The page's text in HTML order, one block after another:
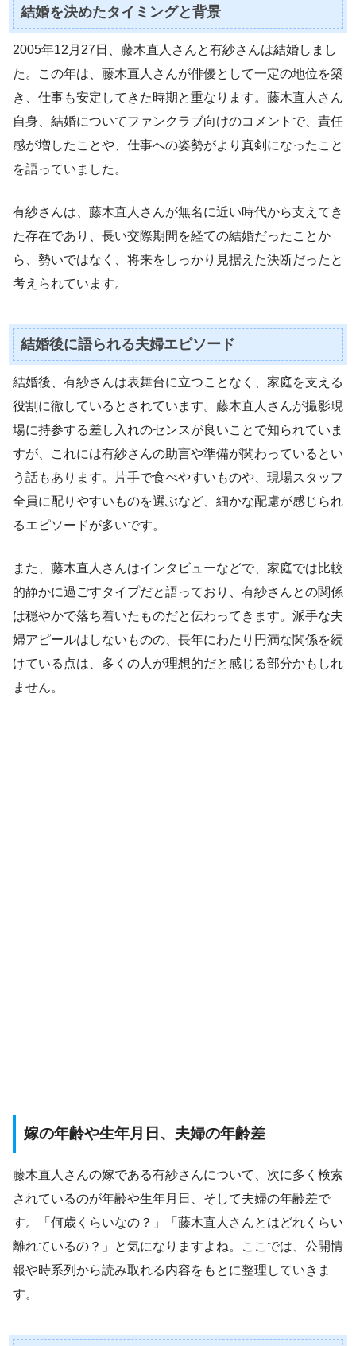
結婚を決めたタイミングと背景
2005年12月27日、藤木直人さんと有紗さんは結婚しまし
た。この年は、藤木直人さんが俳優として一定の地位を築
き、仕事も安定してきた時期と重なります。藤木直人さん
自身、結婚についてファンクラブ向けのコメントで、責任
感が増したことや、仕事への姿勢がより真剣になったこと
を語っていました。
有紗さんは、藤木直人さんが無名に近い時代から支えてき
た存在であり、長い交際期間を経ての結婚だったことか
ら、勢いではなく、将来をしっかり見据えた決断だったと
考えられています。
結婚後に語られる夫婦エピソード
結婚後、有紗さんは表舞台に立つことなく、家庭を支える
役割に徹しているとされています。藤木直人さんが撮影現
場に持参する差し入れのセンスが良いことで知られていま
すが、これには有紗さんの助言や準備が関わっているとい
う話もあります。片手で食べやすいものや、現場スタッフ
全員に配りやすいものを選ぶなど、細かな配慮が感じられ
るエピソードが多いです。
また、藤木直人さんはインタビューなどで、家庭では比較
的静かに過ごすタイプだと語っており、有紗さんとの関係
は穏やかで落ち着いたものだと伝わってきます。派手な夫
婦アピールはしないものの、長年にわたり円満な関係を続
けている点は、多くの人が理想的だと感じる部分かもしれ
ません。
嫁の年齢や生年月日、夫婦の年齢差
藤木直人さんの嫁である有紗さんについて、次に多く検索
されているのが年齢や生年月日、そして夫婦の年齢差で
す。「何歳くらいなの？」「藤木直人さんとはどれくらい
離れているの？」と気になりますよね。ここでは、公開情
報や時系列から読み取れる内容をもとに整理していきま
す。